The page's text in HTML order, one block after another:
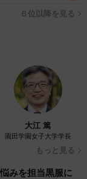
６位以降を見る
大江 篤
園田学園女子大学学長
もっと見る
みを担当黒服に